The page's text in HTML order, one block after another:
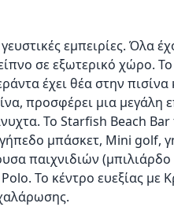
εμπειρίες. Όλα
σε εξωτερικό χώρο. Το
έχει θέα στην
προσφέρει μια μεγάλη
Το Starfish Beach
γήπεδο μπάσκετ, Mini golf,
παιχνιδιών
Το κέντρο ευεξίας με